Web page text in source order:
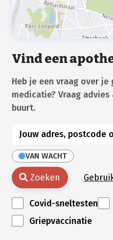
Vind een
Heb je een vraag over
medicatie? Vraag
buurt.
VAN WACHT
Zoeken
Covid-sneltesten
Griepvaccinatie